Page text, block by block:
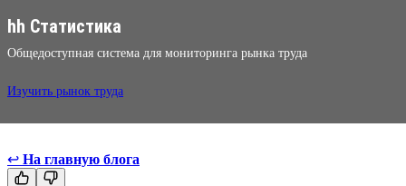
hh Статистика
Общедоступная система для мониторинга рынка труда
Изучить рынок труда
↩ На главную блога